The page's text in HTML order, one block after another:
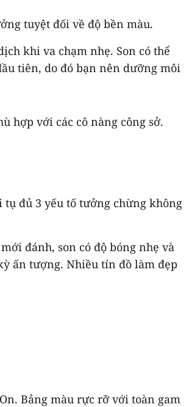
tuyệt đối về độ bền màu.
khi va chạm nhẹ. Son có thể
tiên, do đó bạn nên dưỡng môi
hợp với các cô nàng công sở.
đủ 3 yếu tố tưởng chừng không
đánh, son có độ bóng nhẹ và
ấn tượng. Nhiều tín đồ làm đẹp
Bảng màu rực rỡ với toàn gam